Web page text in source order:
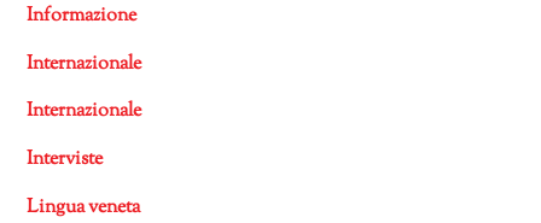
Informazione
Internazionale
Internazionale
Interviste
Lingua veneta